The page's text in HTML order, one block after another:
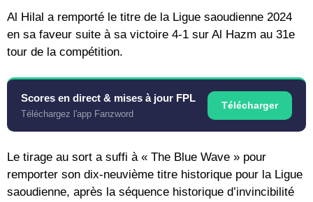
Al Hilal a remporté le titre de la Ligue saoudienne 2024
en sa faveur suite à sa victoire 4-1 sur Al Hazm au 31e
tour de la compétition.
Scores en direct & mises à jour FPL
Téléchargez l'app Fanzword
Télécharger
Le tirage au sort a suffi à « The Blue Wave » pour
remporter son dix-neuvième titre historique pour la Ligue
saoudienne, après la séquence historique d’invincibilité